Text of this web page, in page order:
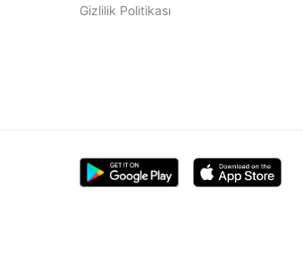
Gizlilik Politikası